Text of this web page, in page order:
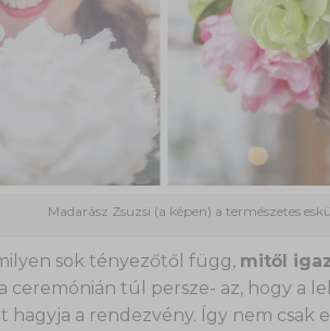
Madarász Zsuzsi (a képen) a természetes
sok tényezőtől függ, mitől
ceremónián túl persze- az, hogy a
hagyja a rendezvény. Így nem csak